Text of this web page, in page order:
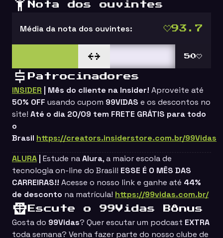
Nota dos ouvintes
Média da nota dos ouvintes: 93.7
50
Patrocinadores
INSIDER | Mês do cliente na Insider! Aproveite até
50% OFF usando cupom 99VIDAS e os descontos no
site! Até o dia 20/09 tem FRETE GRÁTIS para todo
o
Brasil https://creators.insiderstore.com.br/99Vidas
ALURA Estude naAlura, a maior escola de
tecnologia on-line do Brasil! ESSE É O MÊS DAS
CARREIRAS!! Acesse o nosso link e ganhe até 44%
de desconto na matrícula! https://99vidas.com.br/
Escute o 99Vidas Bônus
Gosta do 99Vidas? Quer escutar um podcast EXTRA
toda semana? Venha fazer parte do nosso clube de